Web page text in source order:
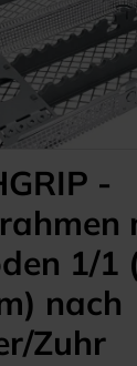
-
1/1
nach
Zuhr